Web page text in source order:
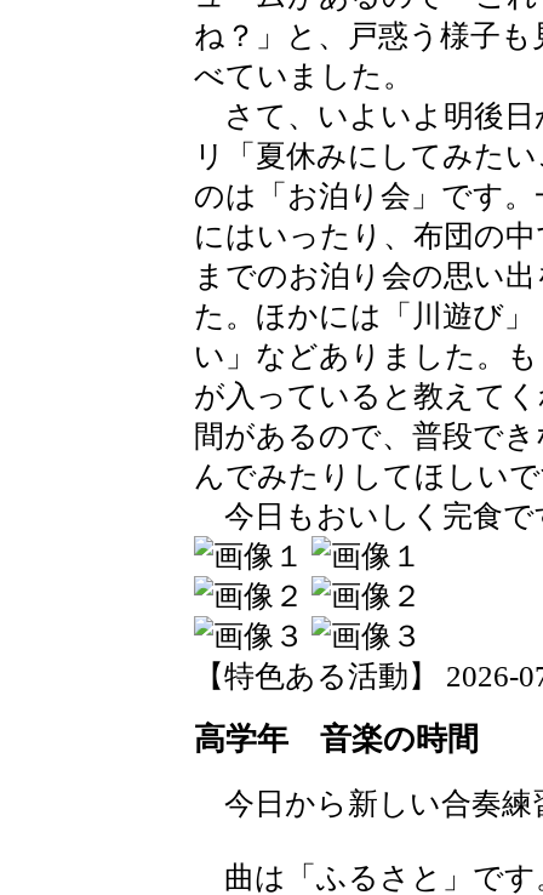
ね？」と、戸惑う様子
べていました。
さて、いよいよ明後日
リ「夏休みにしてみた
のは「お泊り会」です
にはいったり、布団の
までのお泊り会の思い
た。ほかには「川遊び
い」などありました。
が入っていると教えて
間があるので、普段で
んでみたりしてほしい
今日もおいしく完食で
【特色ある活動】 2026-
高学年 音楽の時間
今日から新しい合奏練
曲は「ふるさと」です